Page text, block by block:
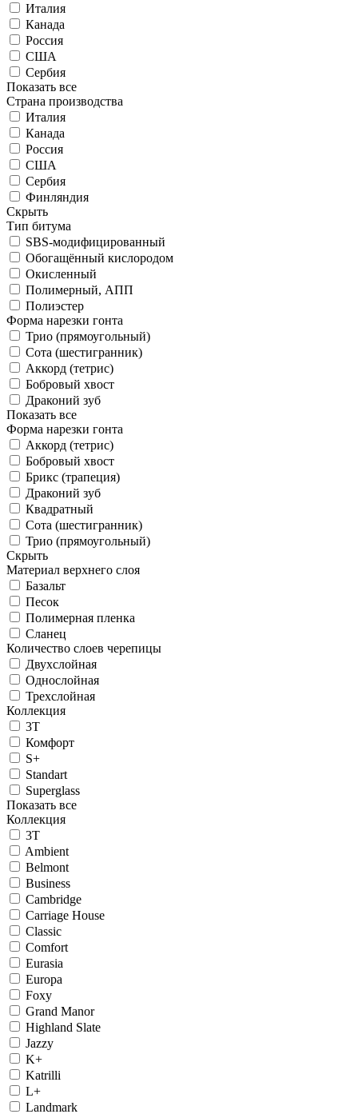
Италия
Канада
Россия
США
Сербия
Показать все
Страна производства
Италия
Канада
Россия
США
Сербия
Финляндия
Скрыть
Тип битума
SBS-модифицированный
Обогащённый кислородом
Окисленный
Полимерный, АПП
Полиэстер
Форма нарезки гонта
Трио (прямоугольный)
Сота (шестигранник)
Аккорд (тетрис)
Бобровый хвост
Драконий зуб
Показать все
Форма нарезки гонта
Аккорд (тетрис)
Бобровый хвост
Брикс (трапеция)
Драконий зуб
Квадратный
Сота (шестигранник)
Трио (прямоугольный)
Скрыть
Материал верхнего слоя
Базальт
Песок
Полимерная пленка
Сланец
Количество слоев черепицы
Двухслойная
Однослойная
Трехслойная
Коллекция
3T
Комфорт
S+
Standart
Superglass
Показать все
Коллекция
3T
Ambient
Belmont
Business
Cambridge
Carriage House
Classic
Comfort
Eurasia
Europa
Foxy
Grand Manor
Highland Slate
Jazzy
K+
Katrilli
L+
Landmark